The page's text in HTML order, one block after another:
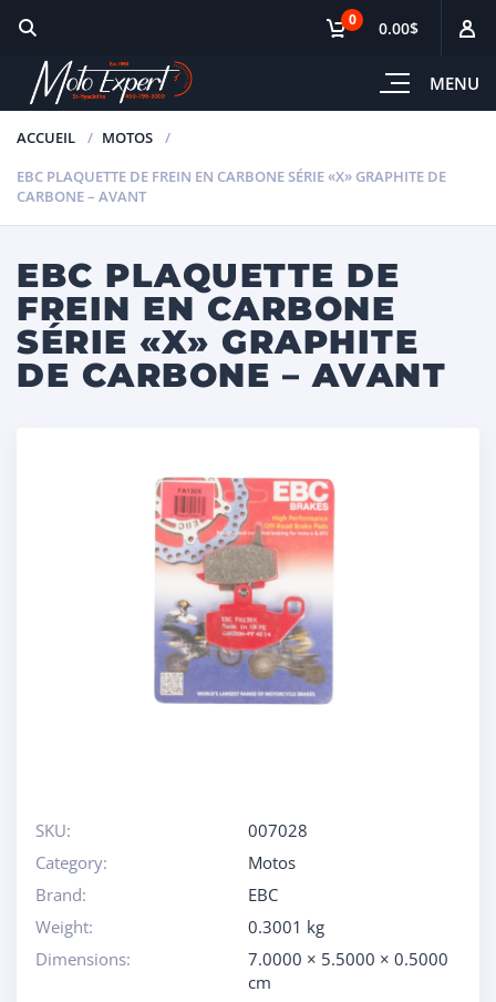
MENU
0 0.00$
ACCUEIL
MOTOS
EBC PLAQUETTE DE FREIN EN CARBONE SÉRIE «X» GRAPHITE DE
CARBONE – AVANT
EBC PLAQUETTE DE
FREIN EN CARBONE
SÉRIE «X» GRAPHITE
DE CARBONE – AVANT
SKU:
007028
Category:
Motos
Brand:
EBC
Weight:
0.3001 kg
Dimensions:
7.0000 × 5.5000 × 0.5000
cm